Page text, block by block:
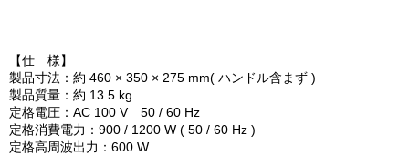
【仕 様】
製品寸法：約 460 × 350 × 275 mm( ハンドル含まず )
製品質量：約 13.5 kg
定格電圧：AC 100 V 50 / 60 Hz
定格消費電力：900 / 1200 W ( 50 / 60 Hz )
定格高周波出力：600 W